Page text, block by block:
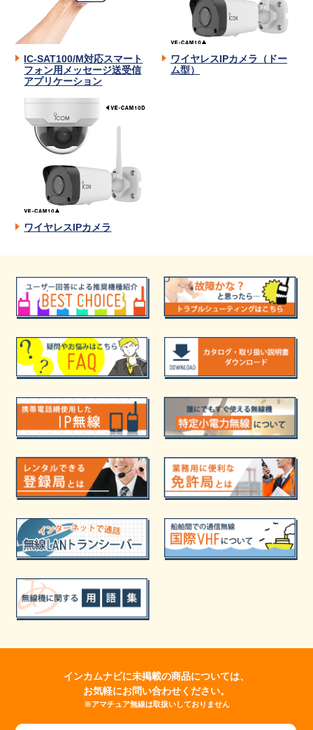
IC-SAT100/M対応スマート
フォン用メッセージ送受信
アプリケーション
ワイヤレスIPカメラ（ドー
ム型）
ワイヤレスIPカメラ
インカムナビに未掲載の商品については、
お気軽にお問い合わせください。
※アマチュア無線は取扱いしておりません